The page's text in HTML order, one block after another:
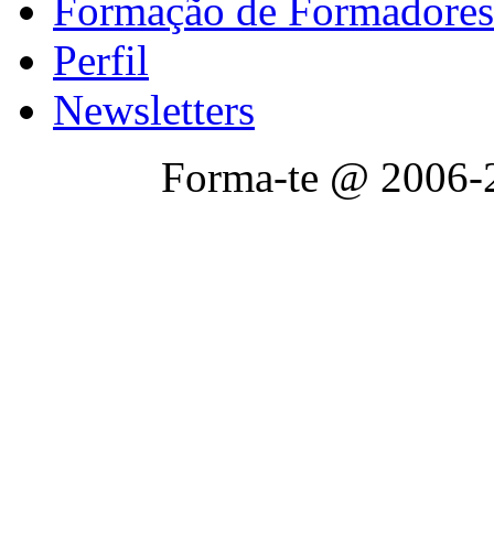
Formação de Formadores
Perfil
Newsletters
Forma-te @